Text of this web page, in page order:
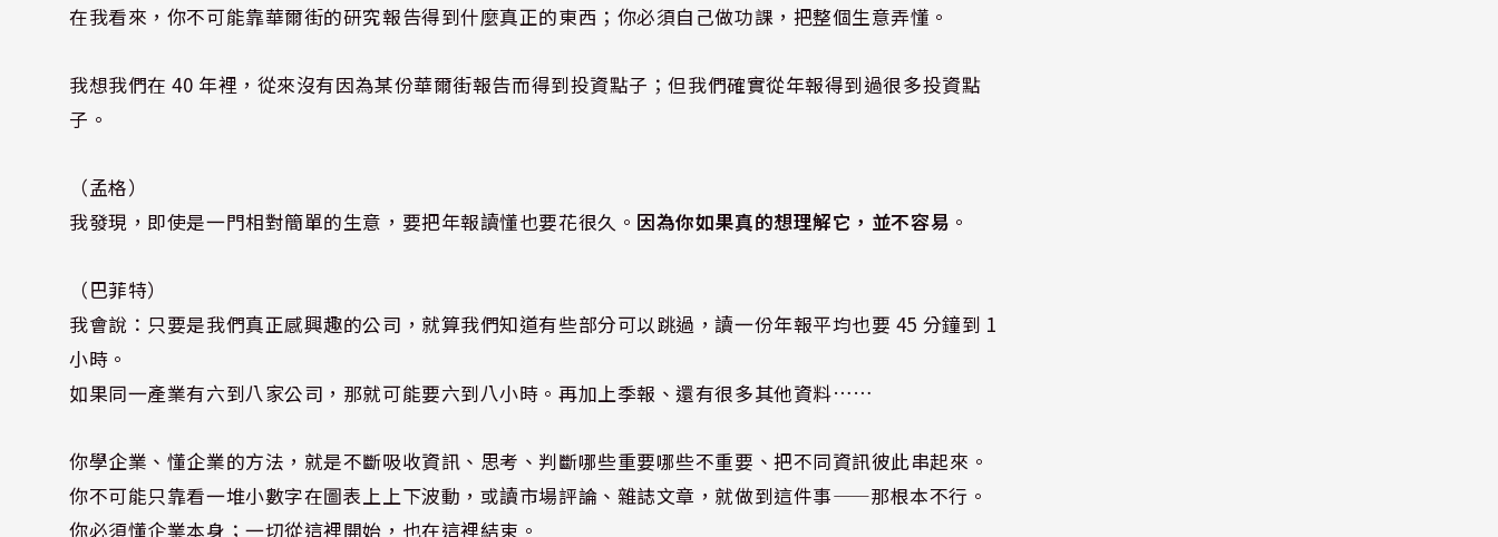
在我看來，你不可能靠華爾街的研究報告得到什麼真正的東西；你必須自己做功課，把整個生意弄懂。
我想我們在 40 年裡，從來沒有因為某份華爾街報告而得到投資點子；但我們確實從年報得到過很多投資點
子。
（孟格）
我發現，即使是一門相對簡單的生意，要把年報讀懂也要花很久。 因為你如果真的想理解它，並不容易 。
（巴菲特）
我會說：只要是我們真正感興趣的公司，就算我們知道有些部分可以跳過，讀一份年報平均也要 45 分鐘到 1
小時。
如果同一產業有六到八家公司，那就可能要六到八小時。再加上季報、還有很多其他資料……
你學企業、懂企業的方法，就是不斷吸收資訊、思考、判斷哪些重要哪些不重要、把不同資訊彼此串起來。
你不可能只靠看一堆小數字在圖表上上下波動，或讀市場評論、雜誌文章，就做到這件事——那根本不行。
你必須懂企業本身；一切從這裡開始，也在這裡結束。